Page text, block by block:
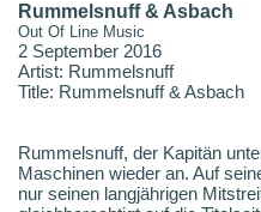
Rummelsnuff & Asbach
Out Of Line Music
2 September 2016
Artist: Rummelsnuff
Title: Rummelsnuff & Asbach
Rummelsnuff, der Kapitän
Maschinen wieder an. Auf
nur seinen langjährigen